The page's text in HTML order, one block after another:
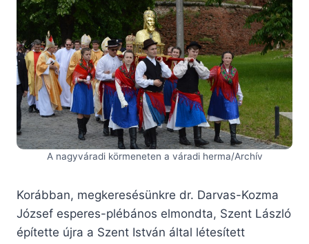
A nagyváradi körmeneten a váradi herma/Archív
Korábban, megkeresésünkre dr. Darvas-Kozma
József esperes-plébános elmondta, Szent László
építette újra a Szent István által létesített